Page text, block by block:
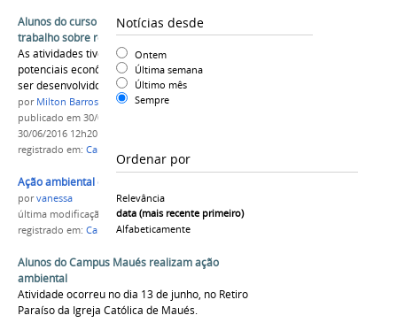
Notícias desde
Ontem
Última semana
Último mês
Sempre
Ordenar por
Relevância
data (mais recente primeiro)
Alfabeticamente
Alunos do curso de Meio Ambiente realizam
trabalho sobre recursos hídricos
As atividades tiveram o intuito de identificar
potenciais econômicos e sociais que poderão
ser desenvolvidos nas comunidades.
por Milton Barros
publicado em 30/06/2016
30/06/2016 12h20
registrado em: Campus Maués
Ação ambiental em Maués1.jpg
porvanessa
última modificação
em 16/06/2016 11h49
registrado em: Campus Maués,Ação Ambiental
Alunos do Campus Maués realizam ação
ambiental
Atividade ocorreu no dia 13 de junho, no Retiro
Paraíso da Igreja Católica de Maués.